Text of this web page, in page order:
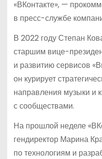
«ВКонтакте», —
в пресс-службе
В 2022 году Степан
старшим вице-
и развитию сервисов
он курирует
направления музыки и
с сообществами.
На прошлой неделе
гендиректор Марина
по технологиям и